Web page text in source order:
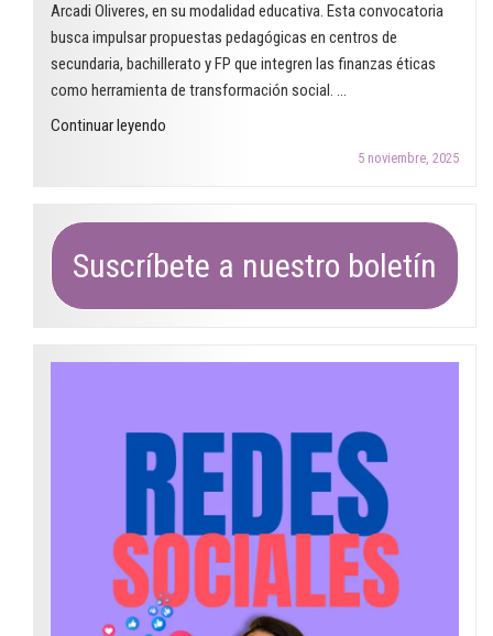
década
después?"
Arcadi Oliveres, en su modalidad educativa. Esta convocatoria
busca impulsar propuestas pedagógicas en centros de
secundaria, bachillerato y FP que integren las finanzas éticas
como herramienta de transformación social. …
Continuar leyendo
Arcadi
Oliveres
2026
centros
5 noviembre, 2025
Suscríbete a nuestro boletín